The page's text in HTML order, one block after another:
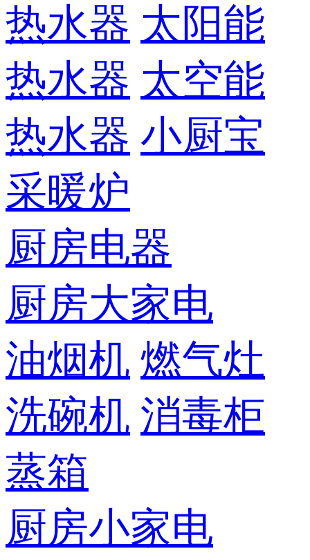
热水器 太阳能
热水器 太空能
热水器 小厨宝
采暖炉
厨房电器
厨房大家电
油烟机 燃气灶
洗碗机 消毒柜
蒸箱
厨房小家电